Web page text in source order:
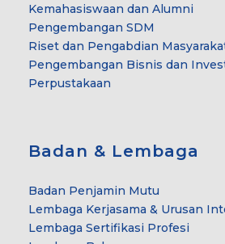
Kemahasiswaan dan Alumni
Pengembangan SDM
Riset dan Pengabdian
Pengembangan Bisnis dan
Perpustakaan
Badan & Lembaga
Badan Penjamin Mutu
Lembaga Kerjasama & Urusan
Lembaga Sertifikasi Profesi